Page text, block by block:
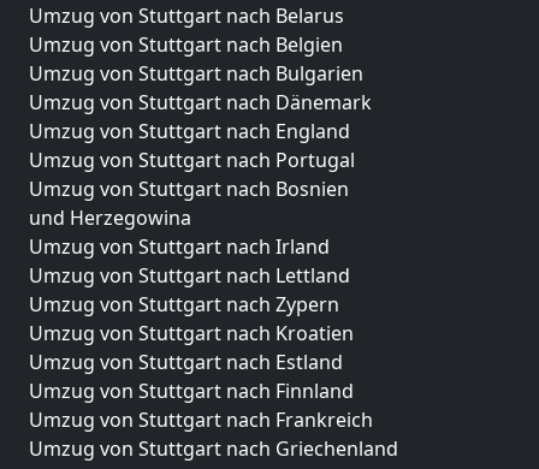
Umzug von Stuttgart nach Belarus
Umzug von Stuttgart nach Belgien
Umzug von Stuttgart nach Bulgarien
Umzug von Stuttgart nach Dänemark
Umzug von Stuttgart nach England
Umzug von Stuttgart nach Portugal
Umzug von Stuttgart nach Bosnien
und Herzegowina
Umzug von Stuttgart nach Irland
Umzug von Stuttgart nach Lettland
Umzug von Stuttgart nach Zypern
Umzug von Stuttgart nach Kroatien
Umzug von Stuttgart nach Estland
Umzug von Stuttgart nach Finnland
Umzug von Stuttgart nach Frankreich
Umzug von Stuttgart nach Griechenland